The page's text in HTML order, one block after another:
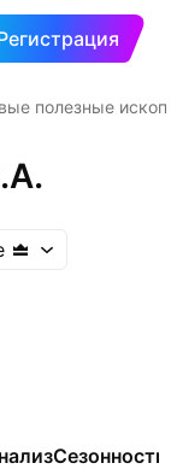
полезные
Сезонность